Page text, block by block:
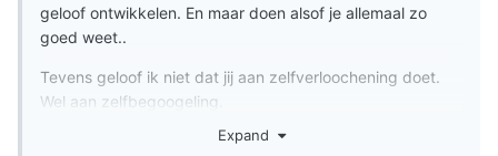
geloof ontwikkelen. En maar doen alsof je allemaal zo
goed weet..
Tevens geloof ik niet dat jij aan zelfverloochening doet.
Wel aan zelfbegoogeling.
Expand